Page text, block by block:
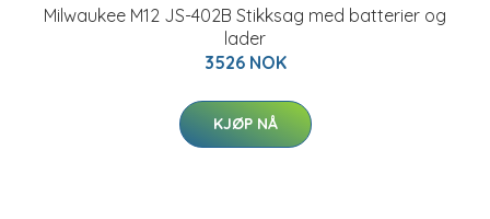
Milwaukee M12 JS-402B Stikksag med batterier og
lader
3526 NOK
KJØP NÅ